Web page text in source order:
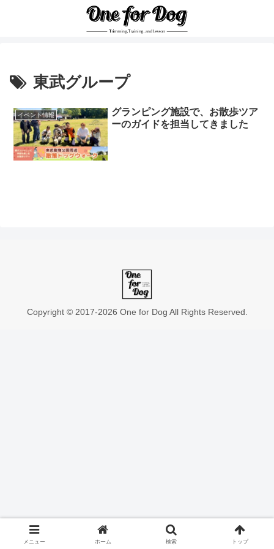
東武グループ
イベント情報
グランピング施設で、お散歩ツア
ーのガイドを担当してきました
Copyright © 2017-2026 One for Dog All Rights Reserved.
メニュー ホーム 検索 トップ